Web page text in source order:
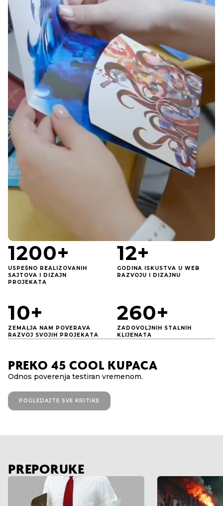
1200+
USPEŠNO REALIZOVANIH
SAJTOVA I DIZAJN
PROJEKATA
12+
GODINA ISKUSTVA U WEB
RAZVOJU I DIZAJNU
10+
ZEMALJA NAM POVERAVA
RAZVOJ SVOJIH PROJEKATA
260+
ZADOVOLJNIH STALNIH
KLIJENATA
PREKO 45 COOL KUPACA
Odnos poverenja testiran vremenom.
POGLEDAJTE SVE KRITIKE
PREPORUKE